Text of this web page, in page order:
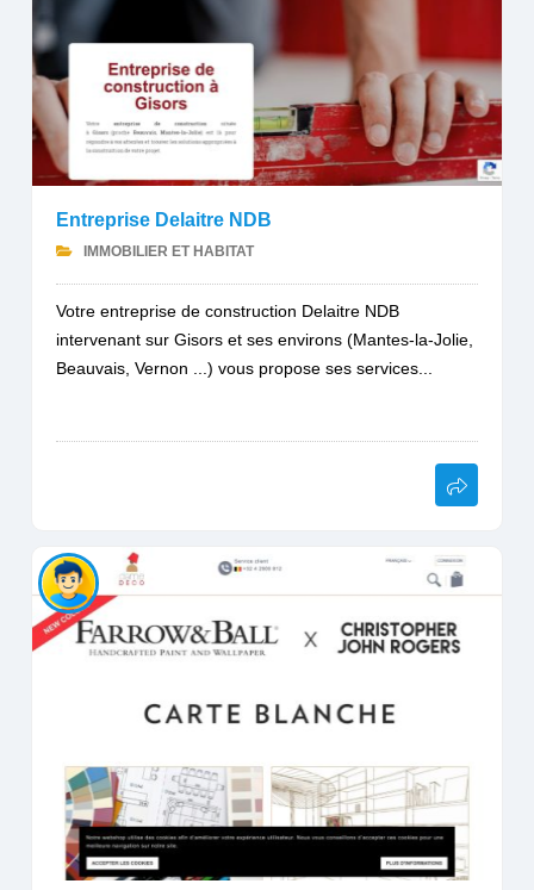
Entreprise Delaitre NDB
IMMOBILIER ET HABITAT
Votre entreprise de construction Delaitre NDB
intervenant sur Gisors et ses environs (Mantes-la-Jolie,
Beauvais, Vernon ...) vous propose ses services...